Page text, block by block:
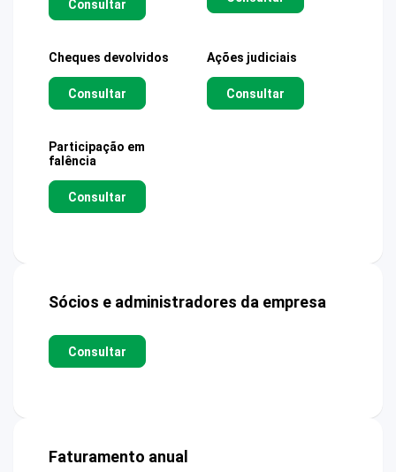
Consultar
Cheques devolvidos
Consultar
Ações judiciais
Consultar
Participação em
falência
Consultar
Sócios e administradores da empresa
Consultar
Faturamento anual